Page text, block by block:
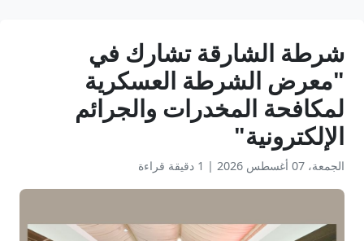
شرطة الشارقة تشارك في
"معرض الشرطة العسكرية
لمكافحة المخدرات والجرائم
الإلكترونية"
الجمعة، 07 أغسطس 2026 | 1 دقيقة قراءة